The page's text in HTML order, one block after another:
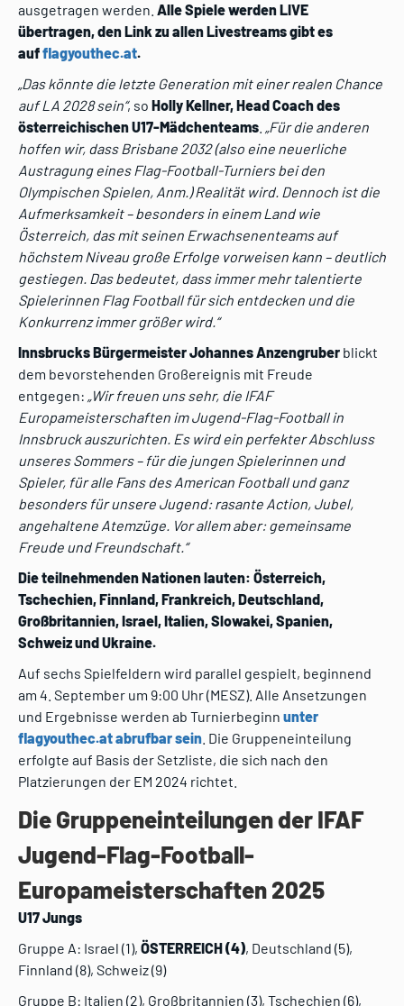
ausgetragen werden. Alle Spiele werdenLIVE
übertragen, den Link zu allen Livestreams gibt es
aufflagyouthec.at.
„Das könnte die letzte Generation mit einer realen Chance
auf LA 2028 sein“, so Holly Kellner, Head Coach des
österreichischen U17-Mädchenteams „Für die anderen
hoffen wir, dass Brisbane 2032 (also eine neuerliche
Austragung eines Flag-Football-Turniers bei den
Olympischen Spielen, Anm.) Realität wird. Dennoch ist die
Aufmerksamkeit – besonders in einem Land wie
Österreich, das mit seinen Erwachsenenteams auf
höchstem Niveau große Erfolge vorweisen kann – deutlich
gestiegen. Das bedeutet, dass immer mehr talentierte
Spielerinnen Flag Football für sich entdecken und die
Konkurrenz immer größer wird.“
Innsbrucks Bürgermeister Johannes Anzengruber blickt
dem bevorstehenden Großereignis mit Freude
entgegen: „Wir freuen uns sehr, die IFAF
Europameisterschaften im Jugend-Flag-Football in
Innsbruck auszurichten. Es wird ein perfekter Abschluss
unseres Sommers – für die jungen Spielerinnen und
Spieler, für alle Fans des American Football und ganz
besonders für unsere Jugend: rasante Action, Jubel,
angehaltene Atemzüge. Vor allem aber: gemeinsame
Freude und Freundschaft.“
Die teilnehmenden Nationen lauten: Österreich,
Tschechien, Finnland, Frankreich, Deutschland,
Großbritannien, Israel, Italien, Slowakei, Spanien,
Schweiz und Ukraine.
Auf sechs Spielfeldern wird parallel gespielt, beginnend
am 4. September um 9:00 Uhr (MESZ). Alle Ansetzungen
und Ergebnisse werden ab Turnierbeginn unter
flagyouthec.at abrufbar sein . Die Gruppeneinteilung
erfolgte auf Basis der Setzliste, die sich nach den
Platzierungen der EM 2024 richtet.
Die Gruppeneinteilungen der IFAF
Jugend-Flag-Football-
Europameisterschaften 2025
U17 Jungs
Gruppe A: Israel (1), ÖSTERREICH (4), Deutschland (5),
Finnland (8), Schweiz (9)
Gruppe B: Italien (2), Großbritannien (3), Tschechien (6),